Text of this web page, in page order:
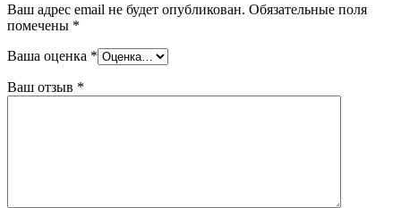
Ваш адрес email не будет опубликован. Обязательные поля
помечены *
Ваша оценка *
Ваш отзыв *